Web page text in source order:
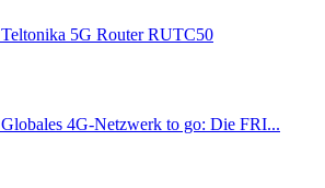
Teltonika 5G Router RUTC50
Globales 4G-Netzwerk to go: Die FRI...